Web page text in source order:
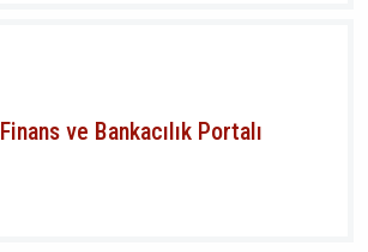
Finans ve Bankacılık Portalı